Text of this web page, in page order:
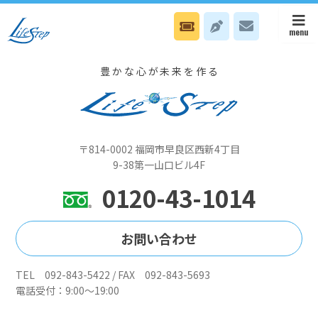
1月14日(水）本部は心我力活用セミナー、八幡オフィスは自己啓発セ
ミナーです
豊かな心が未来を作る
〒814-0002 福岡市早良区西新4丁目
9-38第一山口ビル4F
0120-43-1014
お問い合わせ
TEL 092-843-5422 / FAX 092-843-5693
電話受付：9:00～19:00